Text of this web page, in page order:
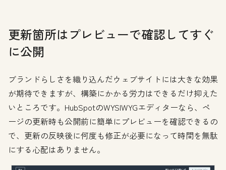
更新箇所はプレビューで確認してすぐ
に公開
ブランドらしさを織り込んだウェブサイトには大きな効果
が期待できますが、構築にかかる労力はできるだけ抑えた
いところです。HubSpotのWYSIWYGエディターなら、ペ
ージの更新時も公開前に簡単にプレビューを確認できるの
で、更新の反映後に何度も修正が必要になって時間を無駄
にする心配はありません。